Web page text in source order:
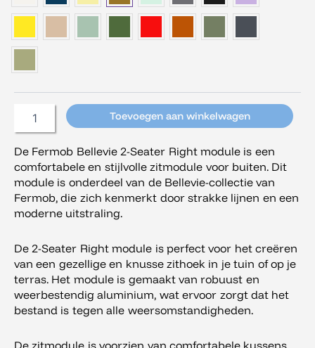
Toevoegen aan winkelwagen
De Fermob Bellevie 2-Seater Right module is een
comfortabele en stijlvolle zitmodule voor buiten. Dit
module is onderdeel van de Bellevie-collectie van
Fermob, die zich kenmerkt door strakke lijnen en een
moderne uitstraling.
De 2-Seater Right module is perfect voor het creëren
van een gezellige en knusse zithoek in je tuin of op je
terras. Het module is gemaakt van robuust en
weerbestendig aluminium, wat ervoor zorgt dat het
bestand is tegen alle weersomstandigheden.